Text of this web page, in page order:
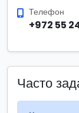
Телефон
+972 55
Часто